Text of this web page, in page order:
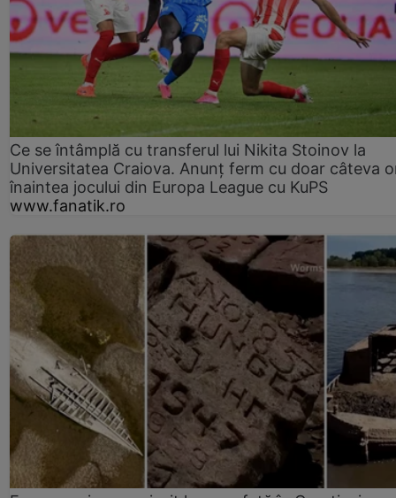
Ce se întâmplă cu transferul lui Nikita Stoinov la
Universitatea Craiova. Anunț ferm cu doar câteva
înaintea jocului din Europa League cu KuPS
www.fanatik.ro